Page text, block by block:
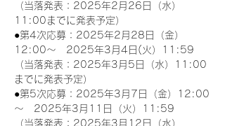
（当落発表：2025年2月26日（水）
11:00までに発表予定）
●第4次応募：2025年2月28日（金）
12:00～　2025年3月4日(火）11:59
（当落発表：2025年3月5日（水）11:00
までに発表予定）
●第5次応募：2025年3月7日（金）12:00
～　2025年3月11日（火）11:59
（当落発表：2025年3月12日（水）